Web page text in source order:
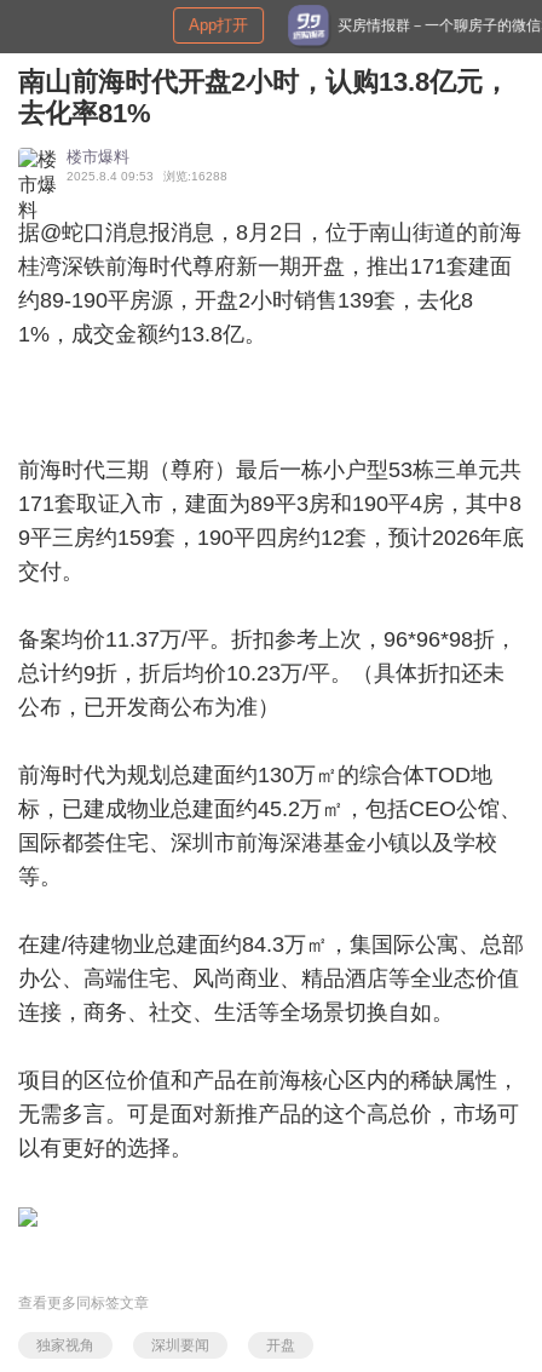
买房情报群－一个聊房子的微信群
南山前海时代开盘2小时，认购13.8亿元，
去化率81%
楼市爆料
2025.8.4 09:53 浏览:16288
据@蛇口消息报消息，8月2日，位于南山街道的前海
桂湾深铁前海时代尊府新一期开盘，推出171套建面
约89-190平房源，开盘2小时销售139套，去化8
1%，成交金额约13.8亿。
前海时代三期（尊府）最后一栋小户型53栋三单元共
171套取证入市，建面为89平3房和190平4房，其中8
9平三房约159套，190平四房约12套，预计2026年底
交付。
备案均价11.37万/平。折扣参考上次，96*96*98折，
总计约9折，折后均价10.23万/平。（具体折扣还未
公布，已开发商公布为准）
前海时代为规划总建面约130万㎡的综合体TOD地
标，已建成物业总建面约45.2万㎡，包括CEO公馆、
国际都荟住宅、深圳市前海深港基金小镇以及学校
等。
在建/待建物业总建面约84.3万㎡，集国际公寓、总部
办公、高端住宅、风尚商业、精品酒店等全业态价值
连接，商务、社交、生活等全场景切换自如。
项目的区位价值和产品在前海核心区内的稀缺属性，
无需多言。可是面对新推产品的这个高总价，市场可
以有更好的选择。
查看更多同标签文章
独家视角 深圳要闻 开盘